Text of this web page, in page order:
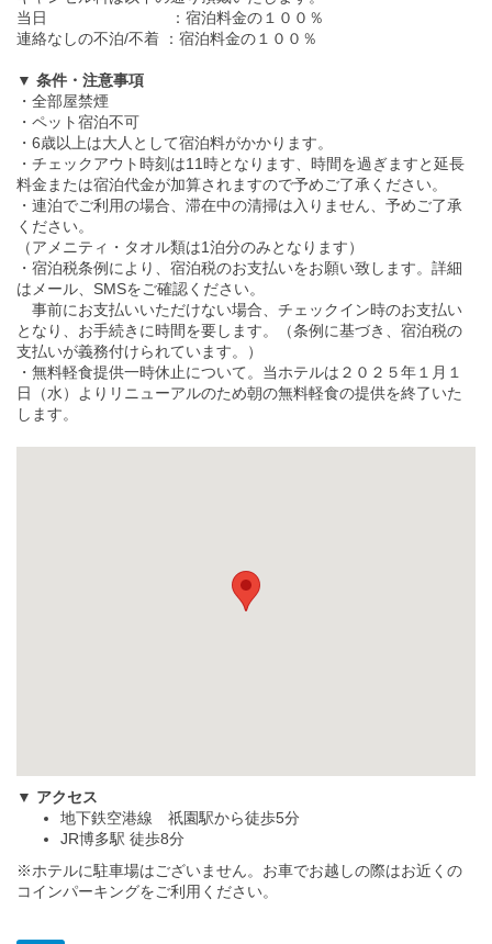
当日 ：宿泊料金の１００％
連絡なしの不泊/不着 ：宿泊料金の１００％
▼ 条件・注意事項
・全部屋禁煙
・ペット宿泊不可
・6歳以上は大人として宿泊料がかかります。
・チェックアウト時刻は11時となります、時間を過ぎますと延長
料金または宿泊代金が加算されますので予めご了承ください。
・連泊でご利用の場合、滞在中の清掃は入りません、予めご了承
ください。
（アメニティ・タオル類は1泊分のみとなります）
・宿泊税条例により、宿泊税のお支払いをお願い致します。詳細
はメール、SMSをご確認ください。
事前にお支払いいただけない場合、チェックイン時のお支払い
となり、お手続きに時間を要します。（条例に基づき、宿泊税の
支払いが義務付けられています。）
・無料軽食提供一時休止について。当ホテルは２０２５年１月１
日（水）よりリニューアルのため朝の無料軽食の提供を終了いた
します。
▼ アクセス
地下鉄空港線 祇園駅から徒歩5分
JR博多駅 徒歩8分
※ホテルに駐車場はございません。お車でお越しの際はお近くの
コインパーキングをご利用ください。